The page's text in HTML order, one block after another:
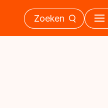
Zoeken